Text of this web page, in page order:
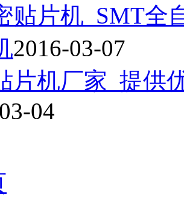
贴片机_SMT全
2016-03-07
片机厂家_提供
04